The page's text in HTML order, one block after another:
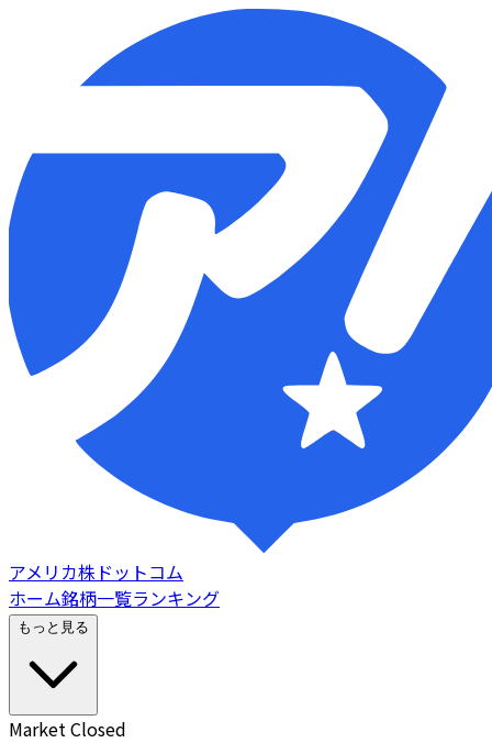
アメリカ株ドットコム
ホーム銘柄一覧ランキング
もっと見る
Market Closed